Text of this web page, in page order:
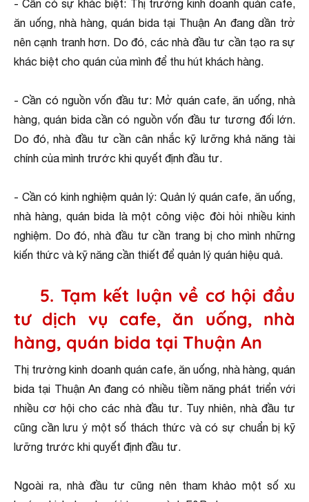
- Cần có sự khác biệt: Thị trường kinh doanh quán cafe,
ăn uống, nhà hàng, quán bida tại Thuận An đang dần trở
nên cạnh tranh hơn. Do đó, các nhà đầu tư cần tạo ra sự
khác biệt cho quán của mình để thu hút khách hàng.
- Cần có nguồn vốn đầu tư: Mở quán cafe, ăn uống, nhà
hàng, quán bida cần có nguồn vốn đầu tư tương đối lớn.
Do đó, nhà đầu tư cần cân nhắc kỹ lưỡng khả năng tài
chính của mình trước khi quyết định đầu tư.
- Cần có kinh nghiệm quản lý: Quản lý quán cafe, ăn uống,
nhà hàng, quán bida là một công việc đòi hỏi nhiều kinh
nghiệm. Do đó, nhà đầu tư cần trang bị cho mình những
kiến thức và kỹ năng cần thiết để quản lý quán hiệu quả.
5. Tạm kết luận về cơ hội đầu
tư dịch vụ cafe, ăn uống, nhà
hàng, quán bida tại Thuận An
Thị trường kinh doanh quán cafe, ăn uống, nhà hàng, quán
bida tại Thuận An đang có nhiều tiềm năng phát triển với
nhiều cơ hội cho các nhà đầu tư. Tuy nhiên, nhà đầu tư
cũng cần lưu ý một số thách thức và có sự chuẩn bị kỹ
lưỡng trước khi quyết định đầu tư.
Ngoài ra, nhà đầu tư cũng nên tham khảo một số xu